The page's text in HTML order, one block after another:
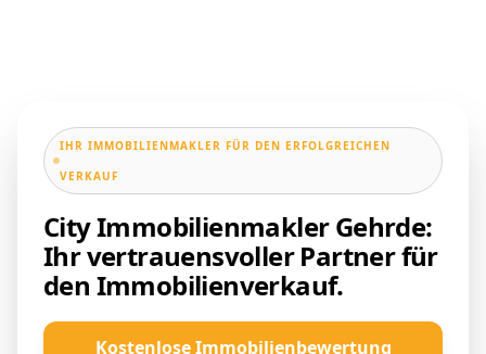
IHR IMMOBILIENMAKLER FÜR DEN ERFOLGREICHEN
VERKAUF
City Immobilienmakler Gehrde:
Ihr vertrauensvoller Partner für
den Immobilienverkauf.
Kostenlose Immobilienbewertung